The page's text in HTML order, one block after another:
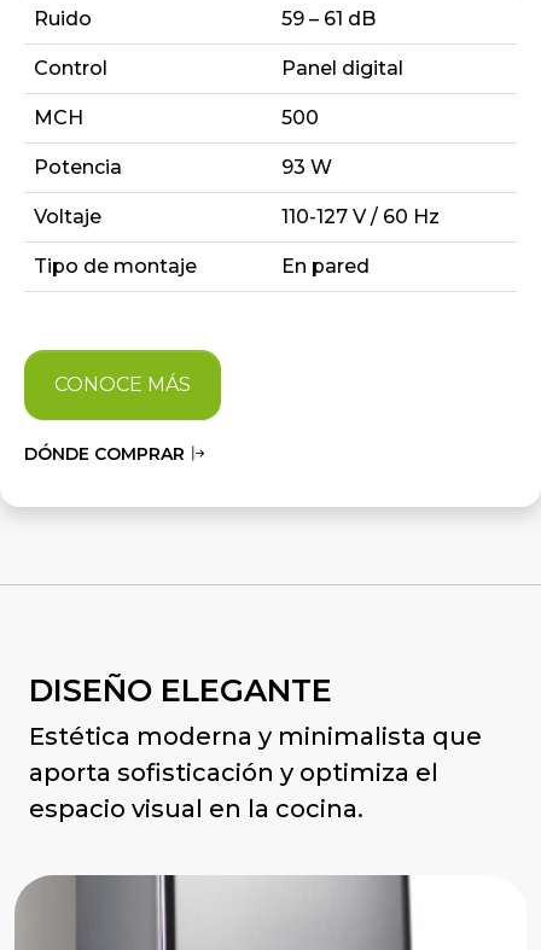
Ruido 59 – 61 dB
Control Panel digital
MCH 500
Potencia 93 W
Voltaje 110-127 V / 60 Hz
Tipo de montaje En pared
CONOCE MÁS
DÓNDE COMPRAR
DISEÑO ELEGANTE
Estética moderna y minimalista que
aporta sofisticación y optimiza el
espacio visual en la cocina.